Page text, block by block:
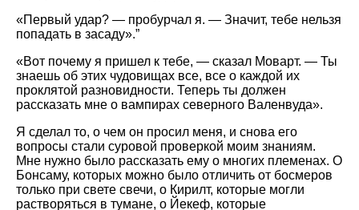
«Первый удар? — пробурчал я. — Значит, тебе нельзя
попадать в засаду».”
«Вот почему я пришел к тебе, — сказал Моварт. — Ты
знаешь об этих чудовищах все, все о каждой их
проклятой разновидности. Теперь ты должен
рассказать мне о вампирах северного Валенвуда».
Я сделал то, о чем он просил меня, и снова его
вопросы стали суровой проверкой моим знаниям.
Мне нужно было рассказать ему о многих племенах. О
Бонсаму, которых можно было отличить от босмеров
только при свете свечи, о Кирилт, которые могли
растворяться в тумане, о Йекеф, которые